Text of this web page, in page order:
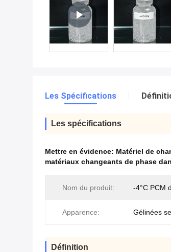
Les Spécifications
Les spécifications
Mettre en évidence: Matériel de
matériaux changeants de phase
Nom du produit: -4°C PCM
Apparence: Gélinées
Définition